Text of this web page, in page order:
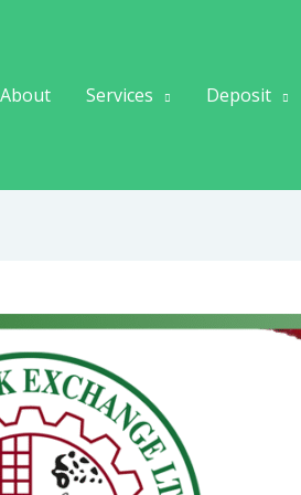
About Services Deposit